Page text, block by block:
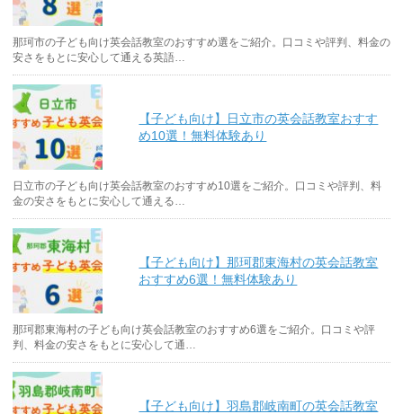
那珂市の子ども向け英会話教室のおすすめ選をご紹介。口コミや評判、料金の
安さをもとに安心して通える英語…
【子ども向け】日立市の英会話教室おすす
め10選！無料体験あり
日立市の子ども向け英会話教室のおすすめ10選をご紹介。口コミや評判、料
金の安さをもとに安心して通える…
【子ども向け】那珂郡東海村の英会話教室
おすすめ6選！無料体験あり
那珂郡東海村の子ども向け英会話教室のおすすめ6選をご紹介。口コミや評
判、料金の安さをもとに安心して通…
【子ども向け】羽島郡岐南町の英会話教室